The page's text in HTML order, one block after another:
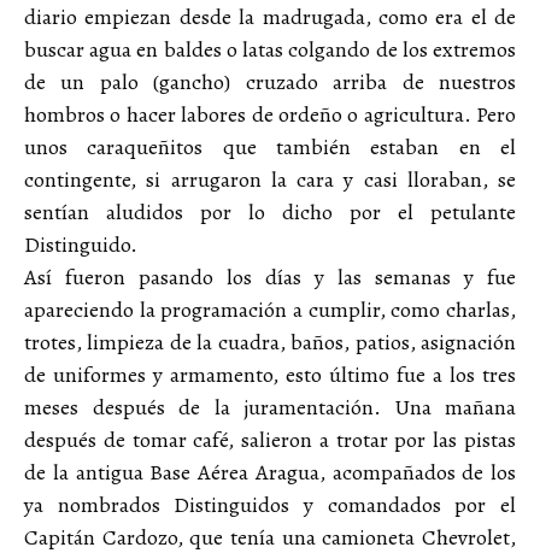
diario empiezan desde la madrugada, como era el de
buscar agua en baldes o latas colgando de los extremos
de un palo (gancho) cruzado arriba de nuestros
hombros o hacer labores de ordeño o agricultura. Pero
unos caraqueñitos que también estaban en el
contingente, si arrugaron la cara y casi lloraban, se
sentían aludidos por lo dicho por el petulante
Distinguido.
Así fueron pasando los días y las semanas y fue
apareciendo la programación a cumplir, como charlas,
trotes, limpieza de la cuadra, baños, patios, asignación
de uniformes y armamento, esto último fue a los tres
meses después de la juramentación. Una mañana
después de tomar café, salieron a trotar por las pistas
de la antigua Base Aérea Aragua, acompañados de los
ya nombrados Distinguidos y comandados por el
Capitán Cardozo, que tenía una camioneta Chevrolet,